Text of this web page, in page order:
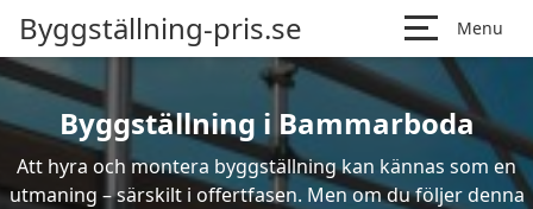
Byggställning-pris.se Menu
Byggställning i Bammarboda
Att hyra och montera byggställning kan kännas som en
utmaning – särskilt i offertfasen. Men om du följer denna